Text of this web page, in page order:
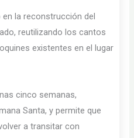
la reconstrucción del
reutilizando los cantos
existentes en el lugar
cinco semanas,
Santa, y permite que
a transitar con